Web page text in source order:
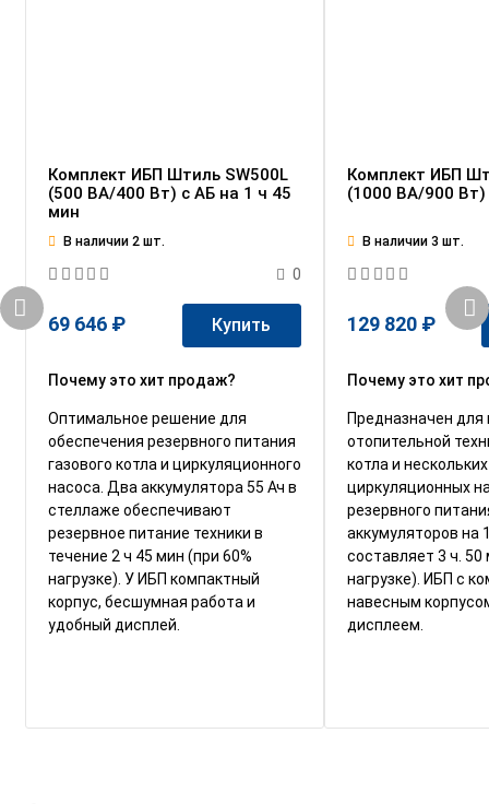
Комплект ИБП Штиль SW500L
(500 ВА/400 Вт) c АБ на 1 ч 45
мин
В наличии 2 шт.
0
69 646 ₽ Купить
Почему это хит продаж?
Оптимальное решение для
обеспечения резервного питания
газового котла и циркуляционного
насоса. Два аккумулятора 55 Ач в
стеллаже обеспечивают
резервное питание техники в
течение 2 ч 45 мин (при 60%
нагрузке). У ИБП компактный
корпус, бесшумная работа и
удобный дисплей.
Комплект ИБП
(1000 ВА/900 Вт)
В наличии 3 шт.
129 820 ₽
Почему это хит
Предназначен для
отопительной
котла и нескольких
циркуляционных
резервного
аккумуляторов на
составляет 3 ч. 50
нагрузке). ИБП с
навесным
дисплеем.